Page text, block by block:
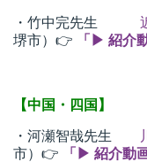
・竹中完先生
堺市）👉
「▶ 紹介
【中国・四国】
・河瀬智哉先生
市）👉
「▶ 紹介動